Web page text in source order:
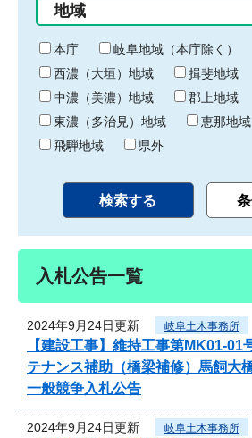
り
終
わ
り
地域
本庁
岐阜地域（本庁除く）
西濃（大垣）地域
揖斐地域
中濃（美濃）地域
郡上地域
東濃（多治見）地域
恵那地域
飛騨地域
県外
入札公告一覧
2024年9月24日更新 岐阜土木事務所
【建設工事】維持工事第MK01-
テナンス補助（橋梁補修）馬飼大
一般競争入札公告
2024年9月24日更新 岐阜土木事務所